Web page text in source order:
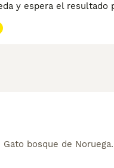
y espera el resultado
bosque de